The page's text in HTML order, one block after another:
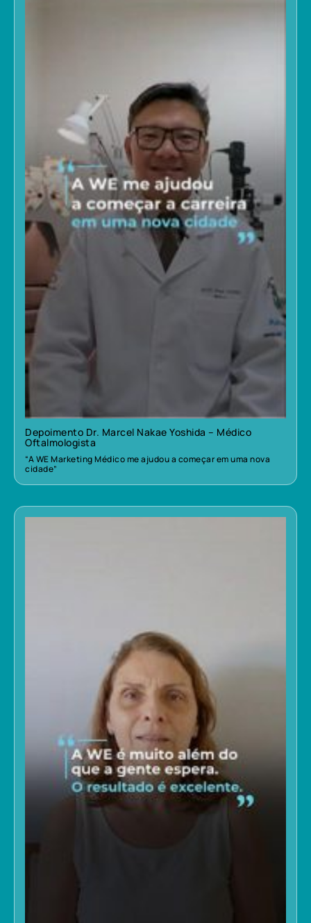
Depoimento Dr. Marcel Nakae Yoshida – Médico
Oftalmologista
“A WE Marketing Médico me ajudou a começar em uma nova
cidade”